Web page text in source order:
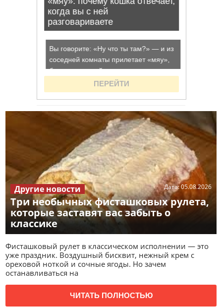
Три необычных фисташковых рулета,
которые заставят вас забыть о
классике
Дата:05.08.2026
Другие новости
Фисташковый рулет в классическом исполнении — это
уже праздник. Воздушный бисквит, нежный крем с
ореховой ноткой и сочные ягоды. Но зачем
останавливаться на
ЧИТАТЬ ПОЛНОСТЬЮ